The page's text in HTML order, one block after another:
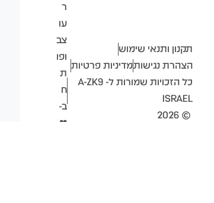
תקנון ותנאי שימוש
הצהרת נגישותמדיניות פרטיות
כל הזכויות שמורות ל- A-ZK9
ISRAEL
2026
ר
עו
צב
ופו
ת
ח
ב-
❤